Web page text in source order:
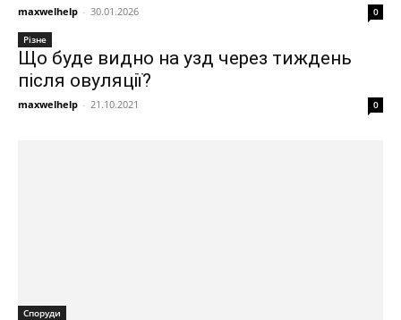
maxwelhelp - 30.01.2026 0
Різне
Що буде видно на узд через тиждень
після овуляції?
maxwelhelp - 21.10.2021 0
Споруди